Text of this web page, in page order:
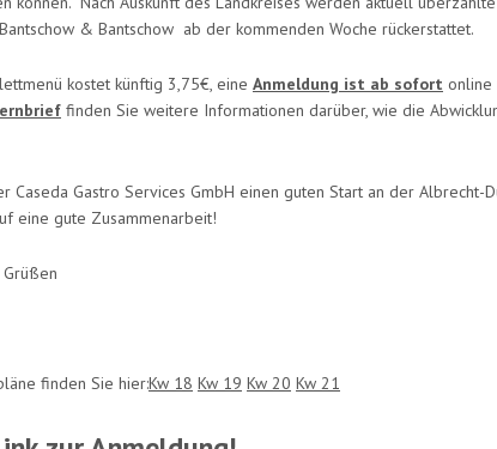
& Bantschow ab der kommenden Woche rückerstattet.
kostet künftig 3,75€, eine Anmeldung ist ab sofort online
finden Sie weitere Informationen darüber, wie die
Caseda Gastro Services GmbH einen guten Start an der Albrecht-
eine gute Zusammenarbeit!
finden Sie hier:Kw 18 Kw 19 Kw 20 Kw 21